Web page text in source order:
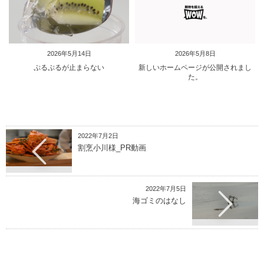
2026年5月14日
ぷるぷるが止まらない
2026年5月8日
新しいホームページが公開されまし
た。
2022年7月2日
割烹小川様_PR動画
2022年7月5日
海ゴミのはなし